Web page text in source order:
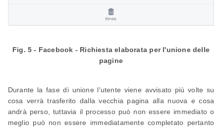
Fig. 5 - Facebook - Richiesta elaborata per l'unione delle
pagine
Durante la fase di unione l'utente viene avvisato più volte su
cosa verrà trasferito dalla vecchia pagina alla nuova e cosa
andrà perso, tuttavia il processo può non essere immediato o
meglio può non essere immediatamente completato pertanto